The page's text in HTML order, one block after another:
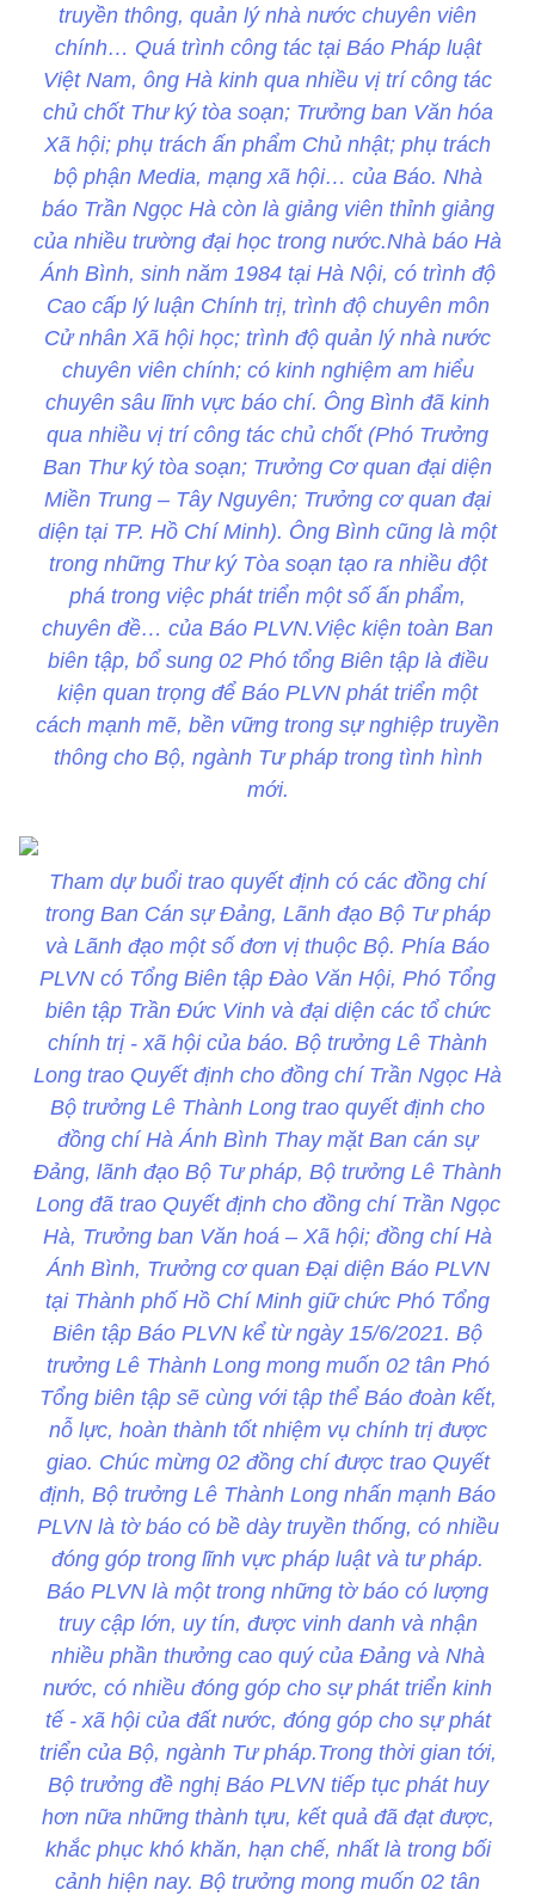
truyền thông, quản lý nhà nước chuyên viên
chính… Quá trình công tác tại Báo Pháp luật
Việt Nam, ông Hà kinh qua nhiều vị trí công tác
chủ chốt Thư ký tòa soạn; Trưởng ban Văn hóa
Xã hội; phụ trách ấn phẩm Chủ nhật; phụ trách
bộ phận Media, mạng xã hội… của Báo. Nhà
báo Trần Ngọc Hà còn là giảng viên thỉnh giảng
của nhiều trường đại học trong nước.Nhà báo Hà
Ánh Bình, sinh năm 1984 tại Hà Nội, có trình độ
Cao cấp lý luận Chính trị, trình độ chuyên môn
Cử nhân Xã hội học; trình độ quản lý nhà nước
chuyên viên chính; có kinh nghiệm am hiểu
chuyên sâu lĩnh vực báo chí. Ông Bình đã kinh
qua nhiều vị trí công tác chủ chốt (Phó Trưởng
Ban Thư ký tòa soạn; Trưởng Cơ quan đại diện
Miền Trung – Tây Nguyên; Trưởng cơ quan đại
diện tại TP. Hồ Chí Minh). Ông Bình cũng là một
trong những Thư ký Tòa soạn tạo ra nhiều đột
phá trong việc phát triển một số ấn phẩm,
chuyên đề… của Báo PLVN.Việc kiện toàn Ban
biên tập, bổ sung 02 Phó tổng Biên tập là điều
kiện quan trọng để Báo PLVN phát triển một
cách mạnh mẽ, bền vững trong sự nghiệp truyền
thông cho Bộ, ngành Tư pháp trong tình hình
mới.
Tham dự buổi trao quyết định có các đồng chí
trong Ban Cán sự Đảng, Lãnh đạo Bộ Tư pháp
và Lãnh đạo một số đơn vị thuộc Bộ. Phía Báo
PLVN có Tổng Biên tập Đào Văn Hội, Phó Tổng
biên tập Trần Đức Vinh và đại diện các tổ chức
chính trị - xã hội của báo. Bộ trưởng Lê Thành
Long trao Quyết định cho đồng chí Trần Ngọc Hà
Bộ trưởng Lê Thành Long trao quyết định cho
đồng chí Hà Ánh Bình Thay mặt Ban cán sự
Đảng, lãnh đạo Bộ Tư pháp, Bộ trưởng Lê Thành
Long đã trao Quyết định cho đồng chí Trần Ngọc
Hà, Trưởng ban Văn hoá – Xã hội; đồng chí Hà
Ánh Bình, Trưởng cơ quan Đại diện Báo PLVN
tại Thành phố Hồ Chí Minh giữ chức Phó Tổng
Biên tập Báo PLVN kể từ ngày 15/6/2021. Bộ
trưởng Lê Thành Long mong muốn 02 tân Phó
Tổng biên tập sẽ cùng với tập thể Báo đoàn kết,
nỗ lực, hoàn thành tốt nhiệm vụ chính trị được
giao. Chúc mừng 02 đồng chí được trao Quyết
định, Bộ trưởng Lê Thành Long nhấn mạnh Báo
PLVN là tờ báo có bề dày truyền thống, có nhiều
đóng góp trong lĩnh vực pháp luật và tư pháp.
Báo PLVN là một trong những tờ báo có lượng
truy cập lớn, uy tín, được vinh danh và nhận
nhiều phần thưởng cao quý của Đảng và Nhà
nước, có nhiều đóng góp cho sự phát triển kinh
tế - xã hội của đất nước, đóng góp cho sự phát
triển của Bộ, ngành Tư pháp.Trong thời gian tới,
Bộ trưởng đề nghị Báo PLVN tiếp tục phát huy
hơn nữa những thành tựu, kết quả đã đạt được,
khắc phục khó khăn, hạn chế, nhất là trong bối
cảnh hiện nay. Bộ trưởng mong muốn 02 tân